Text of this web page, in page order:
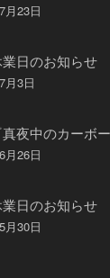
月23日
業日のお知らせ
月3日
夜中のカーボ
月26日
業日のお知らせ
月30日